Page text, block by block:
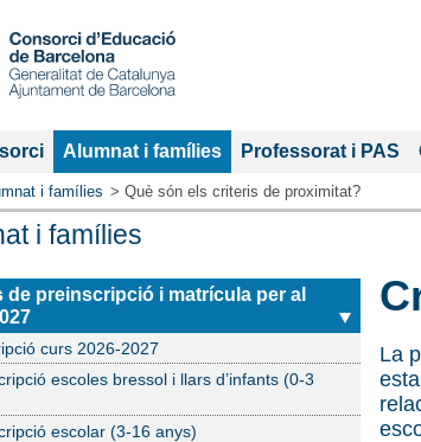
Secció
actual:
Alumnat i famílies Professorat i PAS
i famílies Què són els criteris de proximitat?
i famílies
de preinscripció i matrícula per al
curs 2026-2027
escoles bressol i llars d’infants (0-3
escolar (3-16 anys)
La